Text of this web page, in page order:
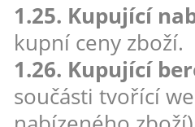
1.25. Kupující
kupní ceny zboží.
1.26. Kupující
součásti tvořící